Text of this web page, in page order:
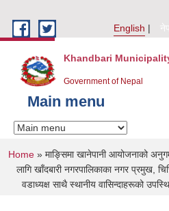
English
Khandbari
Government of Nepal
Main menu
You are here
Home » माङ्सिमा खानेपानी आयोजनाको
लागि खाँदबारी नगरपालिकाका नगर प्रमुख,
वडाध्यक्ष साथै स्थानीय वासिन्दाहरूको